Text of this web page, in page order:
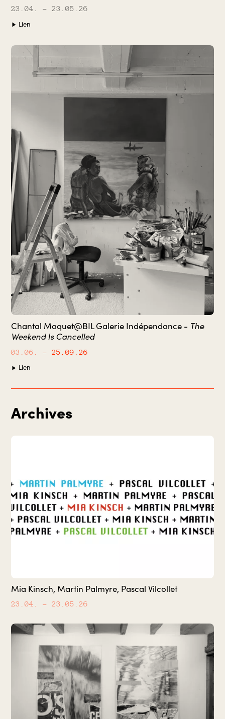
23.04. – 23.05.26
Lien
Chantal Maquet@BIL Galerie Indépendance - The
Weekend Is Cancelled
03.06. – 25.09.26
Lien
Archives
Mia Kinsch, Martin Palmyre, Pascal Vilcollet
23.04. – 23.05.26